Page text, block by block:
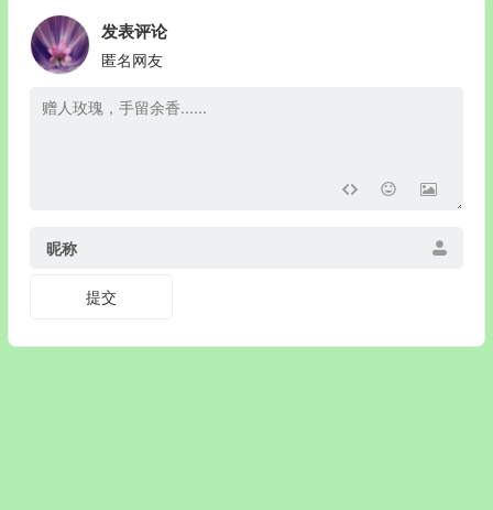
发表评论
匿名网友
昵称